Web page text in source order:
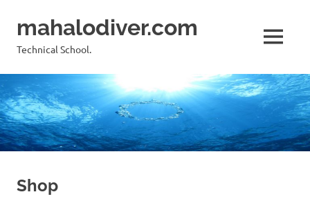
ツ
へ
ス
キ
ッ
mahalodiver.com
Technical School. MENU
Shop